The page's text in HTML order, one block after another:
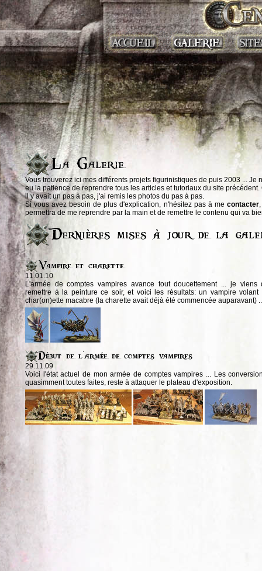
Vous trouverez ici mes différents projets figurinistiques de puis 2003 ... Je
eu la patience de reprendre tous les articles et tutoriaux du site précédent.
il y avait un pas à pas, j'ai remis les photos du pas à pas.
Si vous avez besoin de plus d'explication, n'hésitez pas à me contacter
permettra de me reprendre par la main et de remettre le contenu qui va
11.01.10
L'armée de comptes vampires avance tout doucettement ... je viens
remettre à la peinture ce soir, et voici les résultats: un vampire volant
char(on)ette macabre (la charette avait déjà été commencée auparavant)
29.11.09
Voici l'état actuel de mon armée de comptes vampires ... Les
quasimment toutes faites, reste à attaquer le plateau d'exposition.